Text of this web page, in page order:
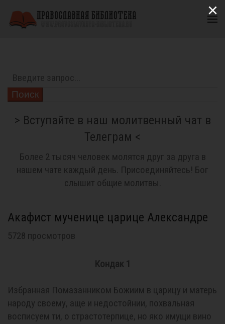
Поиск
> Вступайте в наш молитвенный чат в
Телеграм <
Более 2 тысяч человек молятся друг за друга в
нашем чате каждый день. Присоединяйтесь! Бог
слышит общие молитвы.
Акафист мученице царице Александре
5728 просмотров
Кондак 1
Избранная Помазанником Божиим в царицу и матерь
народу своему, аще и недостойнии, похвальная
восписуем ти, о страстотерпице, но яко имущи вино
×